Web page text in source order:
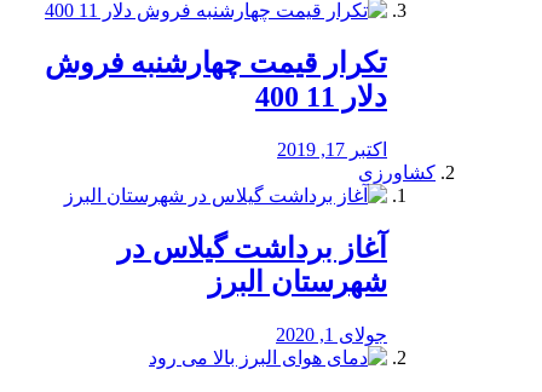
تکرار قیمت چهارشنبه فروش
دلار 11 400
اکتبر 17, 2019
کشاورزی
آغاز برداشت گیلاس در
شهرستان البرز
جولای 1, 2020